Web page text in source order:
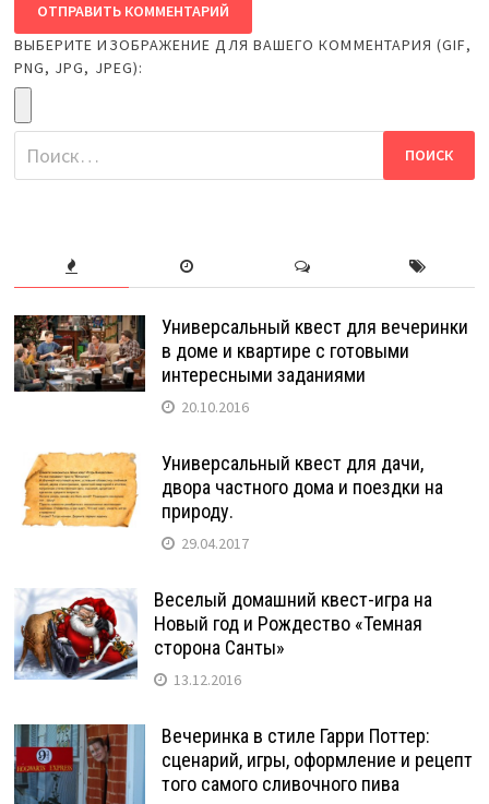
ВЫБЕРИТЕ ИЗОБРАЖЕНИЕ ДЛЯ ВАШЕГО КОММЕНТАРИЯ (GIF,
PNG, JPG, JPEG):
Найти:
Универсальный квест для вечеринки
в доме и квартире с готовыми
интересными заданиями
20.10.2016
Универсальный квест для дачи,
двора частного дома и поездки на
природу.
29.04.2017
Веселый домашний квест-игра на
Новый год и Рождество «Темная
сторона Санты»
13.12.2016
Вечеринка в стиле Гарри Поттер:
сценарий, игры, оформление и рецепт
того самого сливочного пива